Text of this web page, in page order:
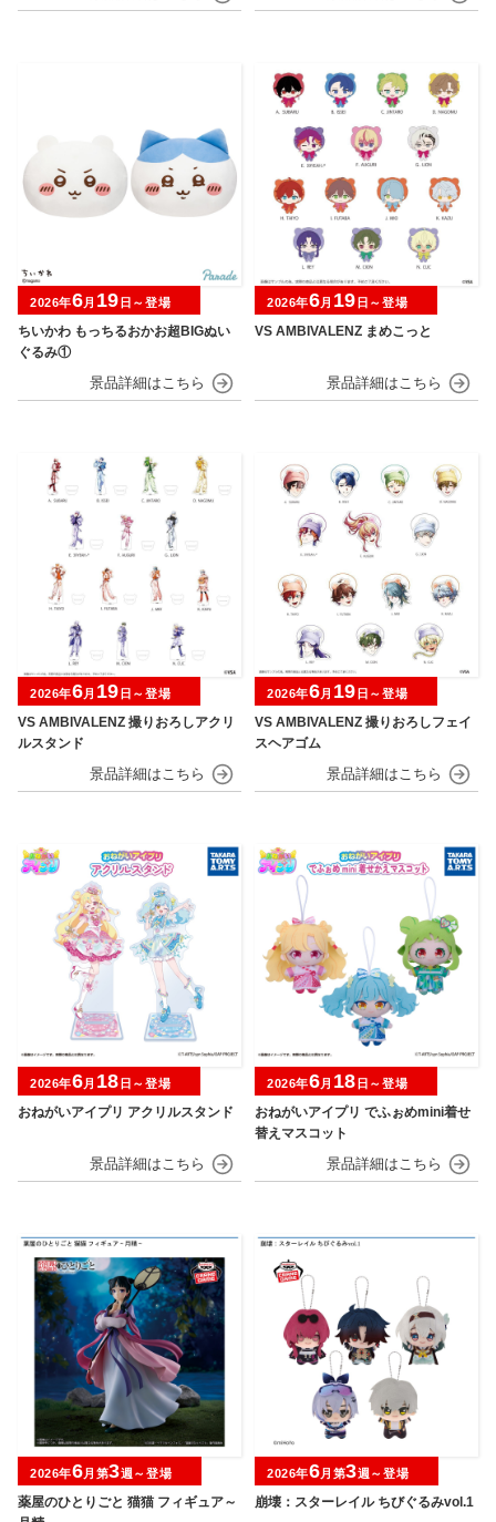
ちいかわ もっちるおかお超BIGぬい
ぐるみ①
2026年6月 19 日～登場
VS AMBIVALENZ まめこっと
2026年6月 19 日～登場
VS AMBIVALENZ 撮りおろしアクリ
ルスタンド
2026年6月 19 日～登場
VS AMBIVALENZ 撮りおろしフェイ
スヘアゴム
2026年6月 19 日～登場
おねがいアイプリ アクリルスタンド
2026年6月 18 日～登場
おねがいアイプリ でふぉめmini着せ
替えマスコット
2026年6月 18 日～登場
薬屋のひとりごと 猫猫 フィギュア～
2026年6月第3週～登場
崩壊：スターレイル ちびぐるみvol.1
2026年6月第3週～登場